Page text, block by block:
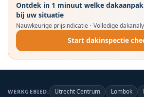
Ontdek in 1 minuut welke
bij uw situatie
Nauwkeurige prijsindicatie · Volledige
Start dakinspectie
WERKGEBIED: Utrecht Centrum Lombok